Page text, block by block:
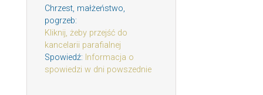
Chrzest, małżeństwo,
pogrzeb:
Kliknij, żeby przejść do
kancelarii parafialnej
Spowiedź: Informacja o
spowiedzi w dni powszednie